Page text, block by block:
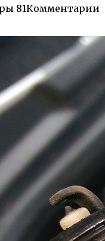
81Комментарии